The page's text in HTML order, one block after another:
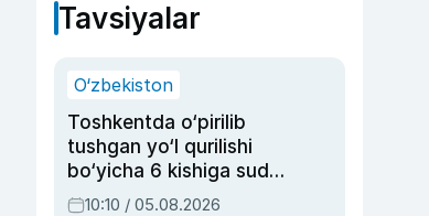
Tavsiyalar
O‘zbekiston
Toshkentda o‘pirilib
tushgan yo‘l qurilishi
bo‘yicha 6 kishiga sud
hukmi o‘qildi
10:10 / 05.08.2026